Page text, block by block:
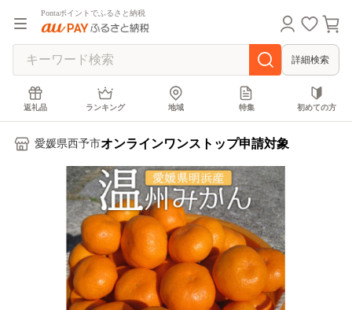
Pontaポイントでふるさと納税
詳細検索
返礼品 ランキング 地域 特集 初めての方
愛媛県西予市オンラインワンストップ申請対象